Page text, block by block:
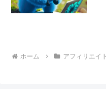
ホーム アフィリエイト